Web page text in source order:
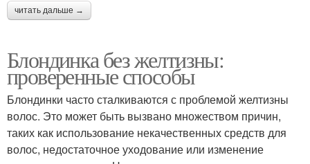
читать дальше →
Блондинка без желтизны:
проверенные способы
Блондинки часто сталкиваются с проблемой желтизны
волос. Это может быть вызвано множеством причин,
таких как использование некачественных средств для
волос, недостаточное уходование или изменение